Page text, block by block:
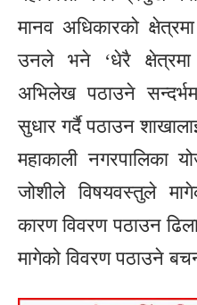
मानव अधिकारको
उनले भने ‘धेरै
अभिलेख पठाउने
सुधार गर्दै पठाउन
महाकाली नगरपालिका
जोशीले विषयवस्तुले
कारण विवरण पठाउन
मागेको विवरण पठाउने